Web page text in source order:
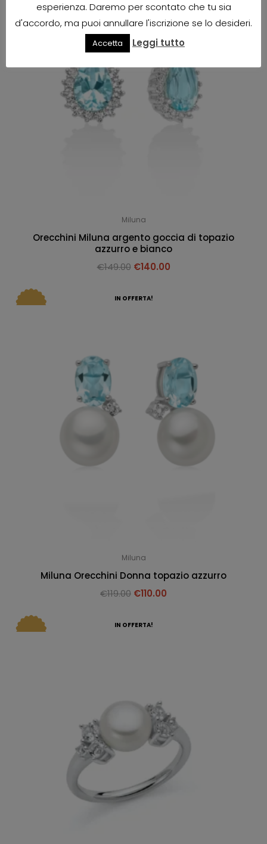
Miluna
Orecchini Miluna argento goccia di topazio
azzurro e bianco
€149.00 €140.00
IN OFFERTA!
Miluna
Miluna Orecchini Donna topazio azzurro
€119.00 €110.00
IN OFFERTA!
esperienza. Daremo per scontato che tu sia
d'accordo, ma puoi annullare l'iscrizione se lo desideri.
Accetta Leggi tutto